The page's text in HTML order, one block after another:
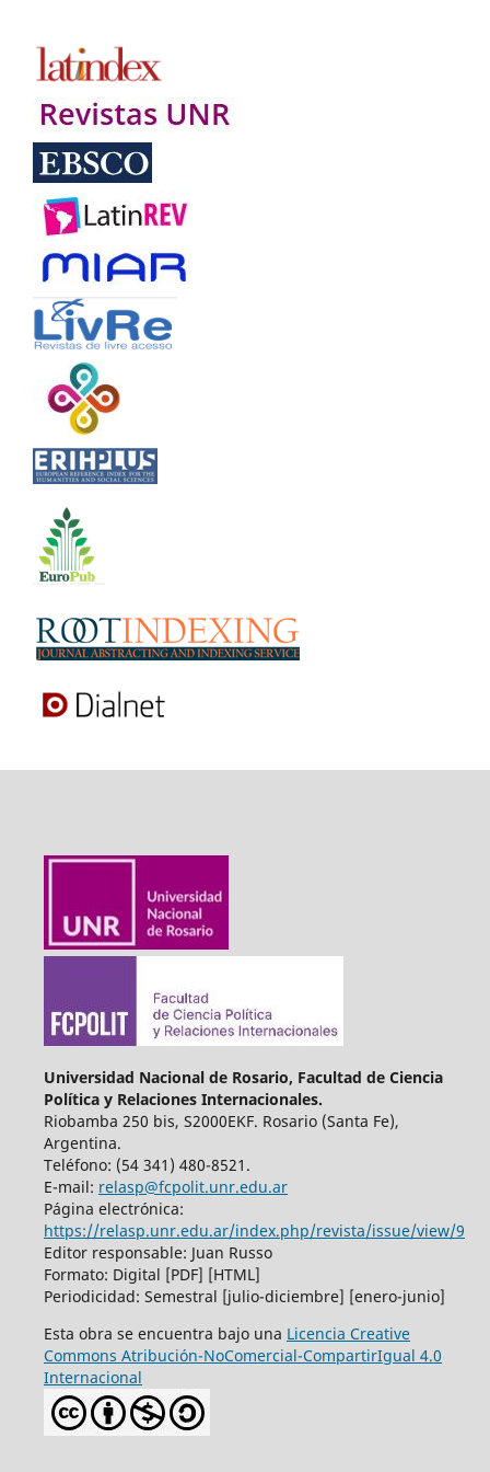
Universidad Nacional de Rosario, Facultad de Ciencia
Política y Relaciones Internacionales.
Riobamba 250 bis, S2000EKF. Rosario (Santa Fe),
Argentina.
Teléfono: (54 341) 480-8521.
E-mail: relasp@fcpolit.unr.edu.ar
Página electrónica:
https://relasp.unr.edu.ar/index.php/revista/issue/view/9
Editor responsable: Juan Russo
Formato: Digital [PDF] [HTML]
Periodicidad: Semestral [julio-diciembre] [enero-junio]
Esta obra se encuentra bajo una Licencia Creative
Commons Atribución-NoComercial-CompartirIgual 4.0
Internacional